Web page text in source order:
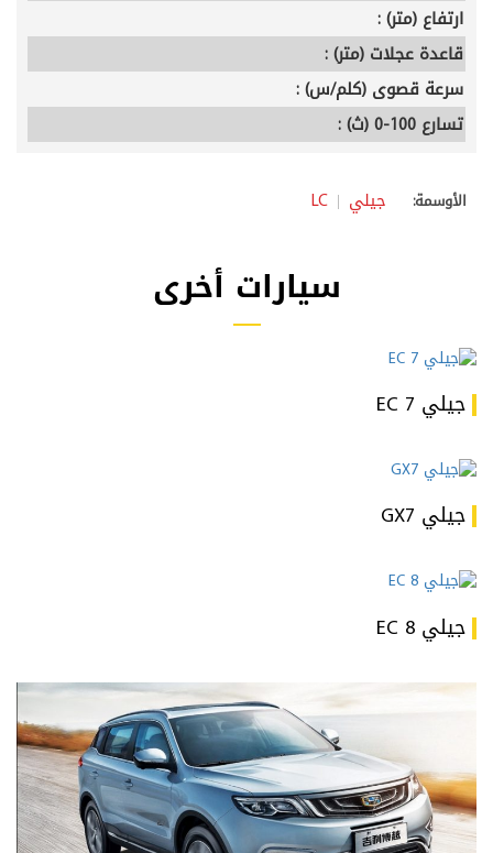
ارتفاع (متر) :
قاعدة عجلات (متر) :
سرعة قصوى (كلم/س) :
تسارع 100-0 (ث) :
الأوسمة: جيلي LC
سيارات أخرى
جيلي EC 7
جيلي GX7
جيلي EC 8